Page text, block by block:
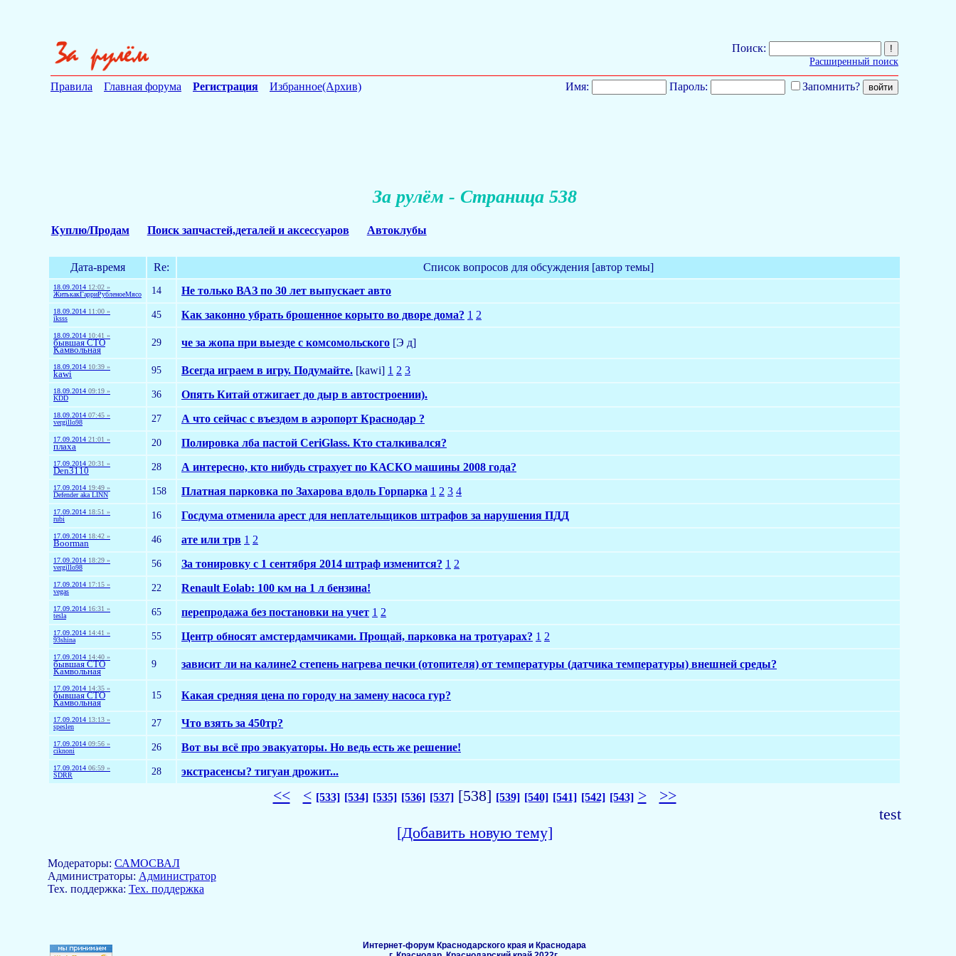
Поиск:
Расширенный поиск
Правила Главная форума Регистрация Избранное(Архив) Имя: Пароль: Запомнить?
За рулём - Страница 538
Куплю/Продам Поиск запчастей,деталей и аксессуаров Автоклубы
Дата-время Re: Список вопросов для обсуждения [автор темы]
18.09.2014 12:02 »
ЖитькакГарриРубленоеМясо
14 Не только ВАЗ по 30 лет выпускает авто
18.09.2014 11:00 »
iksss
45 Как законно убрать брошенное корыто во дворе дома? 1 2
18.09.2014 10:41 »
бывшая СТО
Камвольная
29 че за жопа при выезде с комсомольского [Э д]
18.09.2014 10:39 »
kawi 95 Всегда играем в игру. Подумайте. [kawi] 1 2 3
18.09.2014 09:19 »
KDD
36 Опять Китай отжигает до дыр в автостроении).
18.09.2014 07:45 »
vergillo98
27 А что сейчас с въездом в аэропорт Краснодар ?
17.09.2014 21:01 »
плаха 20 Полировка лба пастой CeriGlass. Кто сталкивался?
17.09.2014 20:31 »
Den3110 28 А интересно, кто нибудь страхует по КАСКО машины 2008 года?
17.09.2014 19:49 »
Defender aka LINN
158 Платная парковка по Захарова вдоль Горпарка 1 2 3 4
17.09.2014 18:51 »
rubi
16 Госдума отменила арест для неплательщиков штрафов за нарушения ПДД
17.09.2014 18:42 »
Boorman 46 ате или трв 1 2
17.09.2014 18:29 »
vergillo98
56 За тонировку с 1 сентября 2014 штраф изменится? 1 2
17.09.2014 17:15 »
vegas
22 Renault Eolab: 100 км на 1 л бензина!
17.09.2014 16:31 »
tesla
65 перепродажа без постановки на учет 1 2
17.09.2014 14:41 »
93shina
55 Центр обносят амстердамчиками. Прощай, парковка на тротуарах? 1 2
17.09.2014 14:40 »
бывшая СТО
Камвольная
9 зависит ли на калине2 степень нагрева печки (отопителя) от температуры (датчика температуры) внешней среды?
17.09.2014 14:35 »
бывшая СТО
Камвольная
15 Какая средняя цена по городу на замену насоса гур?
17.09.2014 13:13 »
speslen
27 Что взять за 450тр?
17.09.2014 09:56 »
ciknoni
26 Вот вы всё про эвакуаторы. Но ведь есть же решение!
17.09.2014 06:59 »
SDRR
28 экстрасенсы? тигуан дрожит...
<< < [533] [534] [535] [536] [537][538] [539] [540] [541] [542] [543] >
>>
test
[Добавить новую тему]
Модераторы: САМОСВАЛ
Aдминистраторы: Администратор
Тех. поддержка: Тех. поддержка
Интернет-форум Краснодарского края и Краснодара